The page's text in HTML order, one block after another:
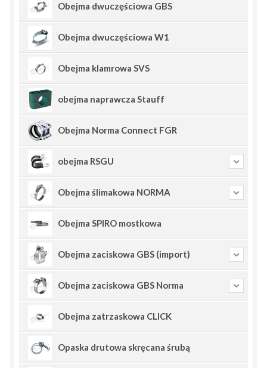
Obejma dwuczęściowa GBS
Obejma dwuczęściowa W1
Obejma klamrowa SVS
obejma naprawcza Stauff
Obejma Norma Connect FGR
obejma RSGU
Obejma ślimakowa NORMA
Obejma SPIRO mostkowa
Obejma zaciskowa GBS (import)
Obejma zaciskowa GBS Norma
Obejma zatrzaskowa CLICK
Opaska drutowa skręcana śrubą